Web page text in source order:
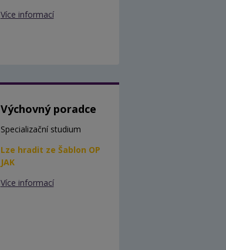
Více informací
Výchovný poradce
Specializační studium
Lze hradit ze Šablon OP
JAK
Více informací